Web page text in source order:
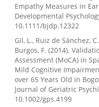
Empathy Measures in
Developmental
10.1111/bjdp.12322
Gil, L., Ruiz de Sánchez,
Burgos, F. (2014).
Assessment (MoCA) in
Mild Cognitive
over 65 Years Old in
Journal of Geriatric
10.1002/gps.4199